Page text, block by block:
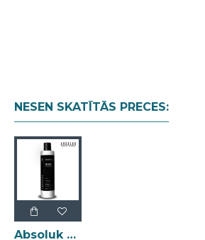
smalkiem matiem.Sabiezina un
DZELZS UN KALCIJS:
plānākos, novājinātos,
porainos matus; nodrošinot
bez statiskās elektrības.
PH: 5.5 / MINERALS:
MAGNESIUM / VITAMINS: E,
KĀ IZMANTOT:
veidojas putas.
NESEN SKATĪTĀS PRECES:
Absoluk Diagnostic Volume Shampoo 300ml